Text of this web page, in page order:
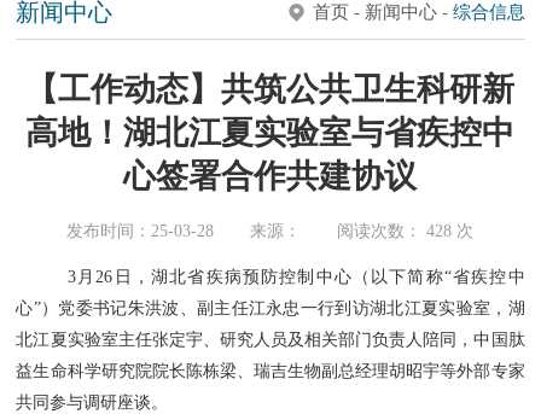
新闻中心 首页- 新闻中心- 综合信息
【工作动态】共筑公共卫生科研新
高地！湖北江夏实验室与省疾控中
心签署合作共建协议
发布时间：25-03-28 来源： 阅读次数：428 次
3月26日，湖北省疾病预防控制中心（以下简称“省疾控中
心”）党委书记朱洪波、副主任江永忠一行到访湖北江夏实验室，湖
北江夏实验室主任张定宇、研究人员及相关部门负责人陪同，中国肽
益生命科学研究院院长陈栋梁、瑞吉生物副总经理胡昭宇等外部专家
共同参与调研座谈。